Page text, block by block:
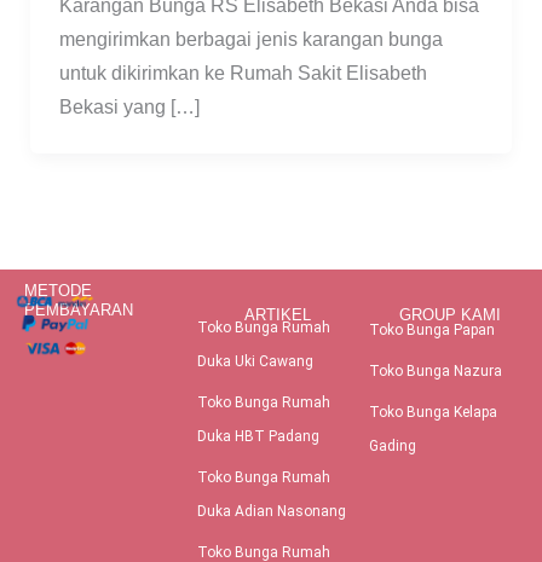
Karangan Bunga RS Elisabeth Bekasi Anda bisa
mengirimkan berbagai jenis karangan bunga
untuk dikirimkan ke Rumah Sakit Elisabeth
Bekasi yang […]
METODE
PEMBAYARAN
ARTIKEL
Toko Bunga Rumah
Duka Uki Cawang
Toko Bunga Rumah
Duka HBT Padang
Toko Bunga Rumah
Duka Adian Nasonang
Toko Bunga Rumah
GROUP KAMI
Toko Bunga Papan
Toko Bunga Nazura
Toko Bunga Kelapa
Gading